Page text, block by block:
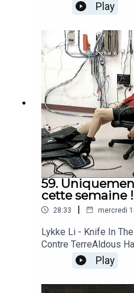
oufbeabadoobee - All
YouGildaa -
Pierle - Sorry
Play
59.
cette semaine !
28:33 | mercredi
Lykke Li - Knife In
Contre TerreAldous
Lucie - Quelque
Shani - Tout
TECHMalummí -
Play